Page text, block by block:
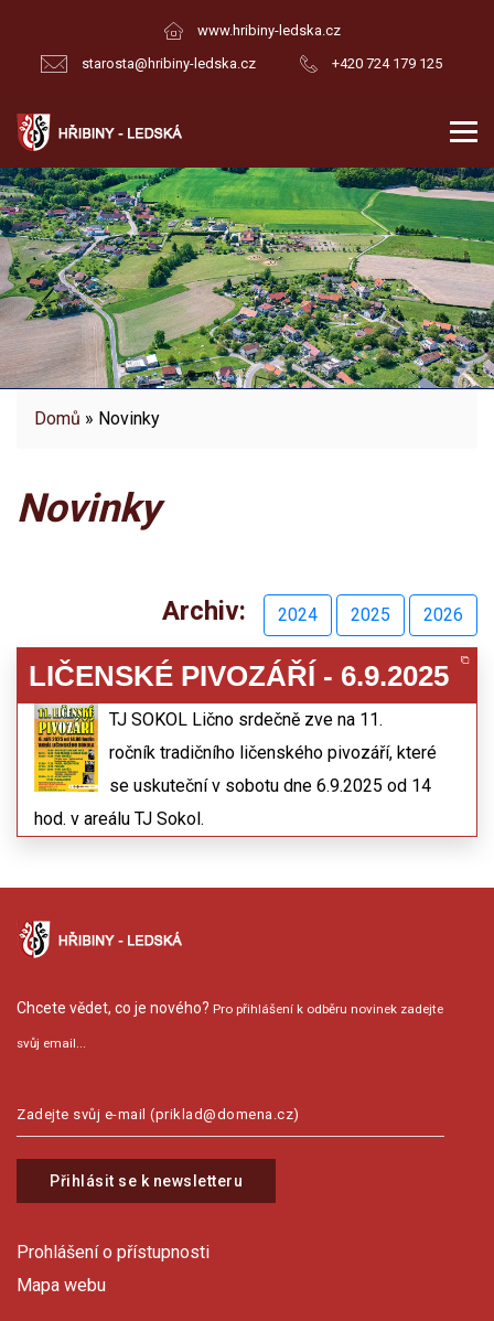
www.hribiny-ledska.cz
starosta@hribiny-ledska.cz
+420 724 179 125
Domů » Novinky
Novinky
Archiv: 2024 2025 2026
LIČENSKÉ PIVOZÁŘÍ - 6.9.2025
TJ SOKOL Lično srdečně zve na 11.
ročník tradičního ličenského pivozáří, které
se uskuteční v sobotu dne 6.9.2025 od 14
hod. v areálu TJ Sokol.
Chcete vědet, co je nového? Pro přihlášení k odběru novinek zadejte
svůj email...
Přihlásit se k newsletteru
Prohlášení o přístupnosti
Mapa webu